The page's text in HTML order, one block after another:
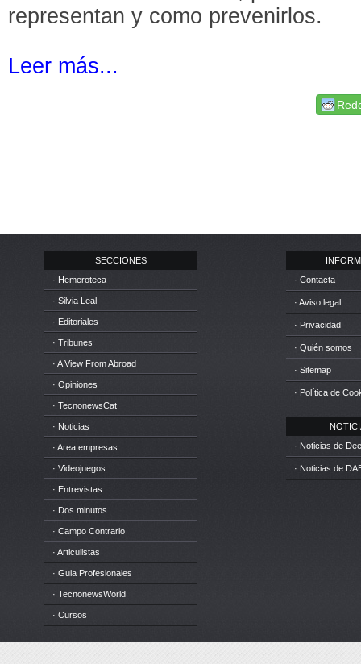
representan y como prevenirlos.
Leer más...
SECCIONES
· Hemeroteca
· Silvia Leal
· Editoriales
· Tribunes
· A View From Abroad
· Opiniones
· TecnonewsCat
· Noticias
· Area empresas
· Videojuegos
· Entrevistas
· Dos minutos
· Campo Contrario
· Articulistas
· Guia Profesionales
· TecnonewsWorld
· Cursos
· Contacta
· Aviso legal
· Privacidad
· Quién somos
· Sitemap
· Política de
· Noticias de
· Noticias de